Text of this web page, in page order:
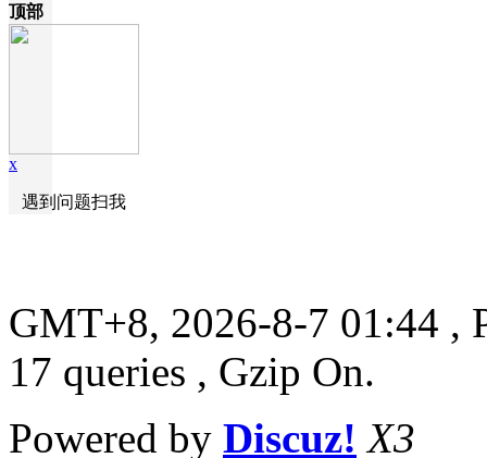
顶部
x
遇到问题扫我
GMT+8, 2026-8-7 01:44 ,
17 queries , Gzip On.
Powered by Discuz! X3